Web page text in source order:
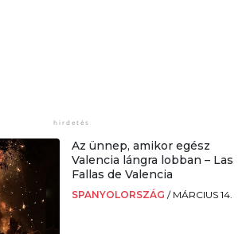
Az ünnep, amikor egész
Valencia lángra lobban – Las
Fallas de Valencia
SPANYOLORSZÁG / MÁRCIUS 14.